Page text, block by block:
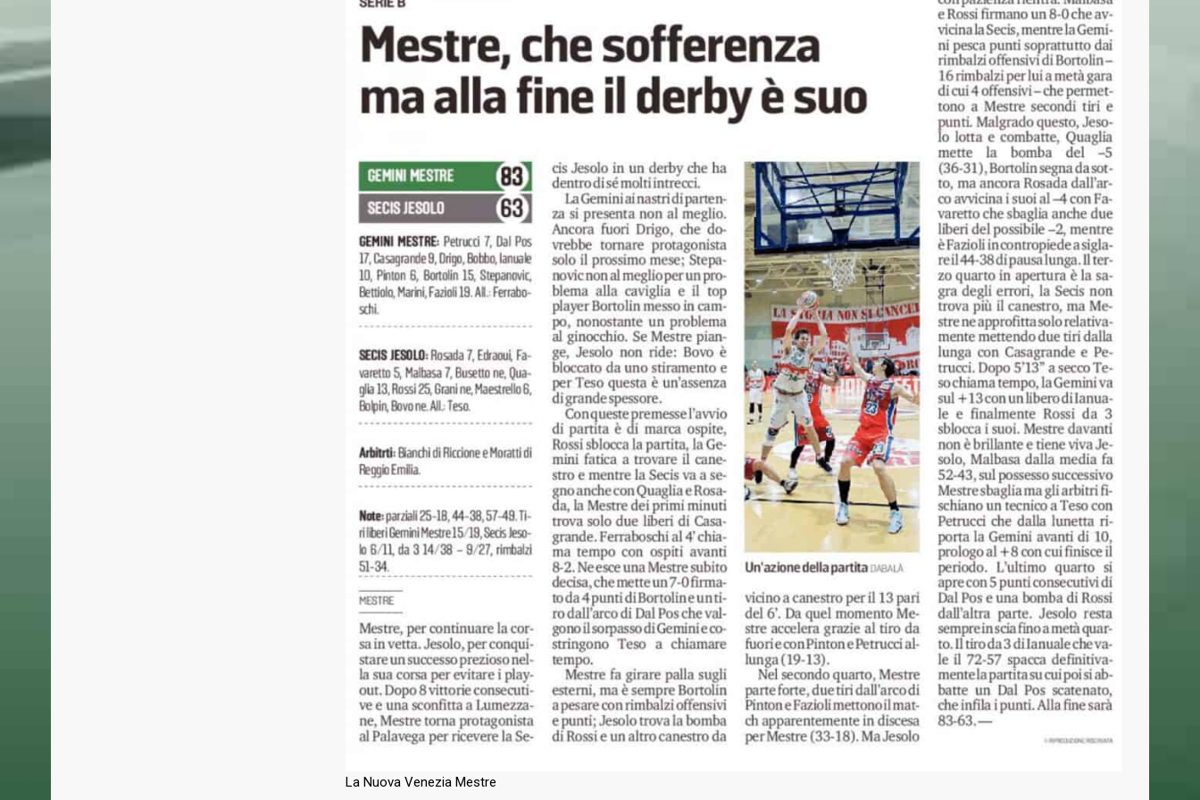
La Nuova Venezia Mestre
ULTIME NEWS
Malcontenta: una nuova
collaborazione che aumenta la rete
del Grifone nel territorio
31 LUGLIO 2026
Un incontro d’eccezione per il
Grifone!
24 LUGLIO 2026
Basket Mestre, due promesse della
pallacanestro italiana in
biancorosso
Un prospetto di caratura
Basket Mestre sigla un triennale
con il talento Muhammed Jallow
13 LUGLIO 2026
LINKS
Abbonamenti
Biglietti
Download
Regolamento Emergenza Covid-19
Consorzio Progetto Mestre
CONTATTI
Basket Mestre 1958 SSD a.r.l
Orari Segreteria:
Lun – Merc dalle 19.00 alle 20.30
T(+39) 320 7147731
segreteria@basketmestre.it
NEWSLETTER
Iscriviti alla nostra Newsletter per rimanere
sempre aggiornato.
Ho letto e accettato la